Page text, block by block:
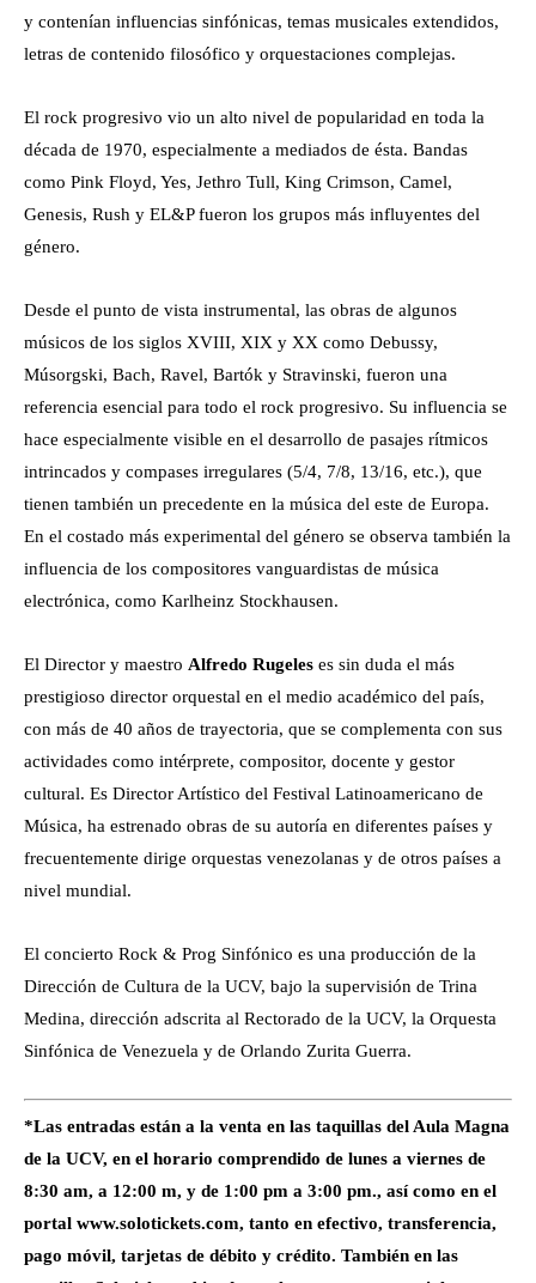
y contenían influencias sinfónicas, temas musicales extendidos,
letras de contenido filosófico y orquestaciones complejas.
El rock progresivo vio un alto nivel de popularidad en toda la
década de 1970, especialmente a mediados de ésta. Bandas
como Pink Floyd, Yes, Jethro Tull, King Crimson, Camel,
Genesis, Rush y EL&P fueron los grupos más influyentes del
género.
Desde el punto de vista instrumental, las obras de algunos
músicos de los siglos XVIII, XIX y XX como Debussy,
Músorgski, Bach, Ravel, Bartók y Stravinski, fueron una
referencia esencial para todo el rock progresivo. Su influencia se
hace especialmente visible en el desarrollo de pasajes rítmicos
intrincados y compases irregulares (5/4, 7/8, 13/16, etc.), que
tienen también un precedente en la música del este de Europa.
En el costado más experimental del género se observa también la
influencia de los compositores vanguardistas de música
electrónica, como Karlheinz Stockhausen.
El Director y maestro Alfredo Rugeles es sin duda el más
prestigioso director orquestal en el medio académico del país,
con más de 40 años de trayectoria, que se complementa con sus
actividades como intérprete, compositor, docente y gestor
cultural. Es Director Artístico del Festival Latinoamericano de
Música, ha estrenado obras de su autoría en diferentes países y
frecuentemente dirige orquestas venezolanas y de otros países a
nivel mundial.
El concierto Rock & Prog Sinfónico es una producción de la
Dirección de Cultura de la UCV, bajo la supervisión de Trina
Medina, dirección adscrita al Rectorado de la UCV, la Orquesta
Sinfónica de Venezuela y de Orlando Zurita Guerra.
*Las entradas están a la venta en las taquillas del Aula Magna
de la UCV, en el horario comprendido de lunes a viernes de
8:30 am, a 12:00 m, y de 1:00 pm a 3:00 pm., así como en el
portal www.solotickets.com, tanto en efectivo, transferencia,
pago móvil, tarjetas de débito y crédito. También en las